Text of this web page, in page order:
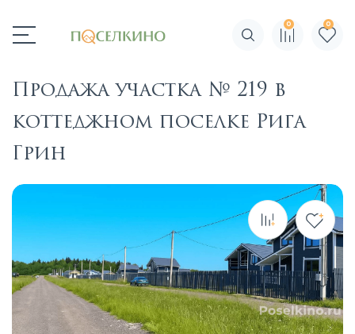
Поиск по сайту
0 0
Продажа участка № 219 в
коттеджном поселке Рига
Грин